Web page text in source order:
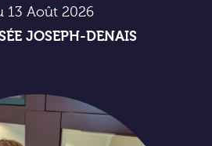
13 Août 2026
JOSEPH-DENAIS